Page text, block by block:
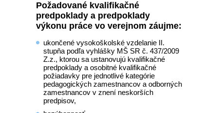
Požadované kvalifikačné
predpoklady a predpoklady
výkonu práce vo verejnom záujme:
ukončené vysokoškolské vzdelanie II.
stupňa podľa vyhlášky MŠ SR č. 437/2009
Z.z., ktorou sa ustanovujú kvalifikačné
predpoklady a osobitné kvalifikačné
požiadavky pre jednotlivé kategórie
pedagogických zamestnancov a odborných
zamestnancov v znení neskorších
predpisov,